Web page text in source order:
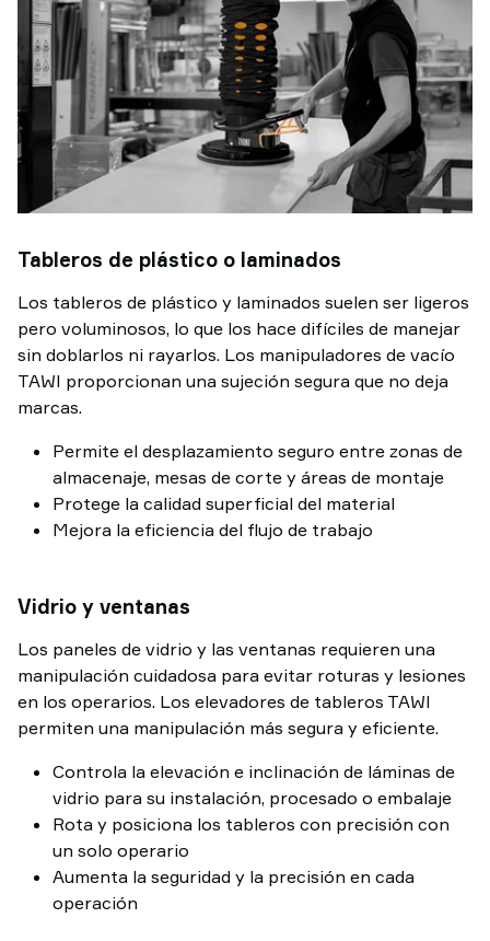
Tableros de plástico o laminados
Los tableros de plástico y laminados suelen ser ligeros
pero voluminosos, lo que los hace difíciles de manejar
sin doblarlos ni rayarlos. Los manipuladores de vacío
TAWI proporcionan una sujeción segura que no deja
marcas.
Permite el desplazamiento seguro entre zonas de
almacenaje, mesas de corte y áreas de montaje
Protege la calidad superficial del material
Mejora la eficiencia del flujo de trabajo
Vidrio y ventanas
Los paneles de vidrio y las ventanas requieren una
manipulación cuidadosa para evitar roturas y lesiones
en los operarios. Los elevadores de tableros TAWI
permiten una manipulación más segura y eficiente.
Controla la elevación e inclinación de láminas de
vidrio para su instalación, procesado o embalaje
Rota y posiciona los tableros con precisión con
un solo operario
Aumenta la seguridad y la precisión en cada
operación